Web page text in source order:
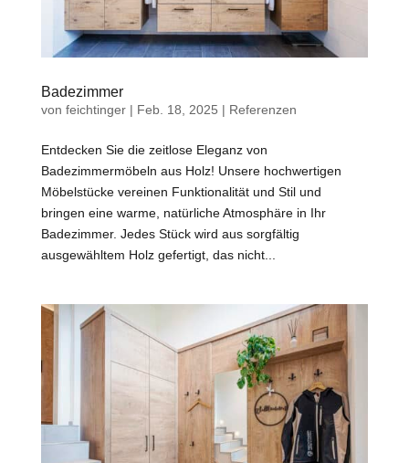
Badezimmer
von feichtinger| Feb. 18, 2025 | Referenzen
Entdecken Sie die zeitlose Eleganz von
Badezimmermöbeln aus Holz! Unsere hochwertigen
Möbelstücke vereinen Funktionalität und Stil und
bringen eine warme, natürliche Atmosphäre in Ihr
Badezimmer. Jedes Stück wird aus sorgfältig
ausgewähltem Holz gefertigt, das nicht...